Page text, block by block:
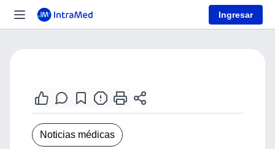
Ingresar
Noticias médicas